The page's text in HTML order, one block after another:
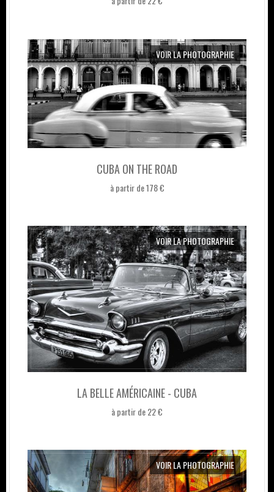
CUBA ON THE ROAD
à partir de 178 €
VOIR LA PHOTOGRAPHIE
LA BELLE AMÉRICAINE - CUBA
à partir de 22 €
VOIR LA PHOTOGRAPHIE
VOIR LA PHOTOGRAPHIE